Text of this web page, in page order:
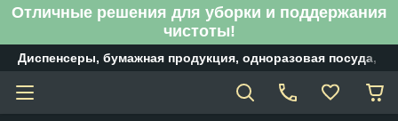
Отличные решения для уборки и поддержания
чистоты!
Диспенсеры, бумажная продукция, одноразовая посуда,